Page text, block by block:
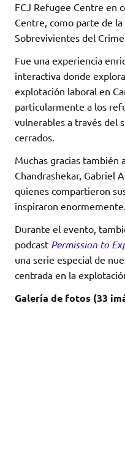
FCJ Refugee Centre en
Centre, como parte de
Sobrevivientes del
Fue una experiencia
interactiva donde
explotación laboral en
particularmente a los
vulnerables a través del
cerrados.
Muchas gracias también
Chandrashekar, Gabriel
quienes compartieron
inspiraron enormemente.
Durante el evento,
podcast Permission to
una serie especial de
centrada en la
Galería de fotos (33